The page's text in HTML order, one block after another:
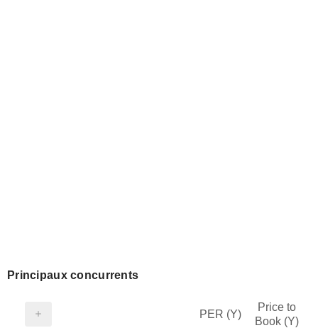
Principaux concurrents
PER (Y)
Price to
Book (Y)